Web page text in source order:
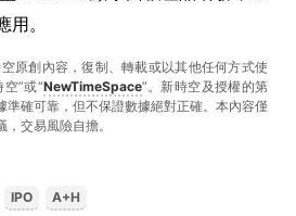
。
原創內容，復制、轉載或以其他任何方式使
”或“NewTimeSpace”。新時空及授權的第
準確可靠，但不保證數據絕對正確。本內容僅
交易風險自擔。
IPO A+H